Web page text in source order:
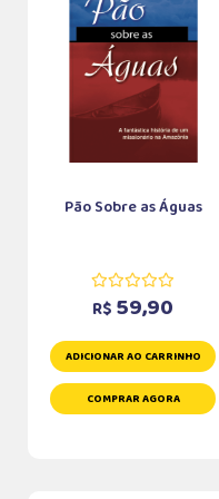
Pão Sobre as Águas
R$ 59,90
ADICIONAR AO CARRINHO
COMPRAR AGORA